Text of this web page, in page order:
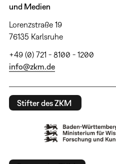
und Medien
Lorenzstraße 19
76135 Karlsruhe
+49 (0) 721 - 8100 - 1200
info@zkm.de
Stifter des ZKM